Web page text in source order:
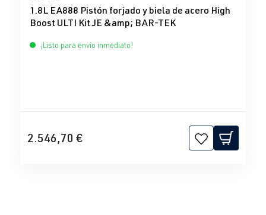
1.8L EA888 Pistón forjado y biela de acero High
Boost ULTI Kit JE &amp; BAR-TEK
¡Listo para envío inmediato!
2.546,70 €